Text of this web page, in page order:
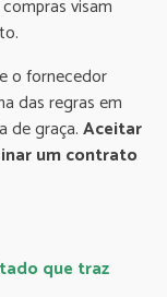
visam
o fornecedor
das regras em
de graça.Aceitar
um contrato
que traz